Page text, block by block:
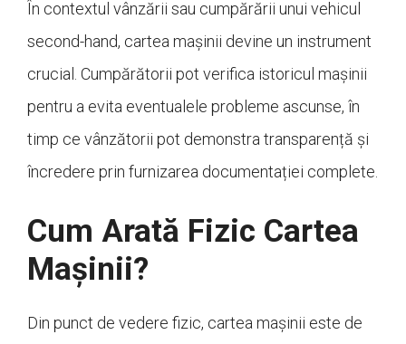
În contextul vânzării sau cumpărării unui vehicul
second-hand, cartea mașinii devine un instrument
crucial. Cumpărătorii pot verifica istoricul mașinii
pentru a evita eventualele probleme ascunse, în
timp ce vânzătorii pot demonstra transparență și
încredere prin furnizarea documentației complete.
Cum Arată Fizic Cartea
Mașinii?
Din punct de vedere fizic, cartea mașinii este de